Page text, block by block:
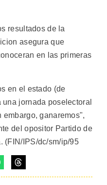
resultados de la
asegura que
en las primeras
en el estado (de
jornada poselectoral
ganaremos",
del opositor Partido de
(FIN/IPS/dc/sm/ip/95